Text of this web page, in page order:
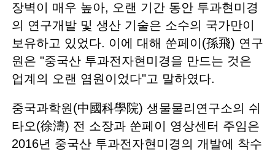
장벽이 매우 높아, 오랜 기간 동안 투과현미경
의 연구개발 및 생산 기술은 소수의 국가만이
보유하고 있었다. 이에 대해 쑨페이(孫飛) 연구
원은 "중국산 투과전자현미경을 만드는 것은
업계의 오랜 염원이었다"고 말하였다.
중국과학원(中國科學院) 생물물리연구소의 쉬
타오(徐濤) 전 소장과 쑨페이 영상센터 주임은
2016년 중국산 투과전자현미경의 개발에 착수